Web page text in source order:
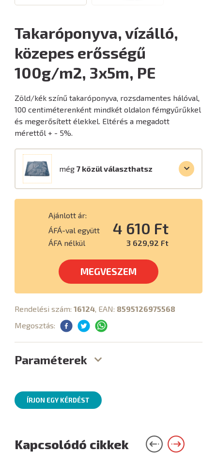
Takaróponyva, vízálló,
közepes erősségű
100g/m2, 3x5m, PE
Zöld/kék színű takaróponyva, rozsdamentes hálóval,
100 centiméterenként mindkét oldalon fémgyűrűkkel
és megerősített élekkel. Eltérés a megadott
mérettől + - 5%.
még 7 közül választhatsz
Ajánlott ár:
ÁFÁ-val együtt
4 610 Ft
ÁFA nélkül 3 629,92 Ft
MEGVESZEM
Rendelési szám: 16124, EAN: 8595126975568
Megosztás:
Paraméterek
ÍRJON EGY KÉRDÉST
Kapcsolódó cikkek